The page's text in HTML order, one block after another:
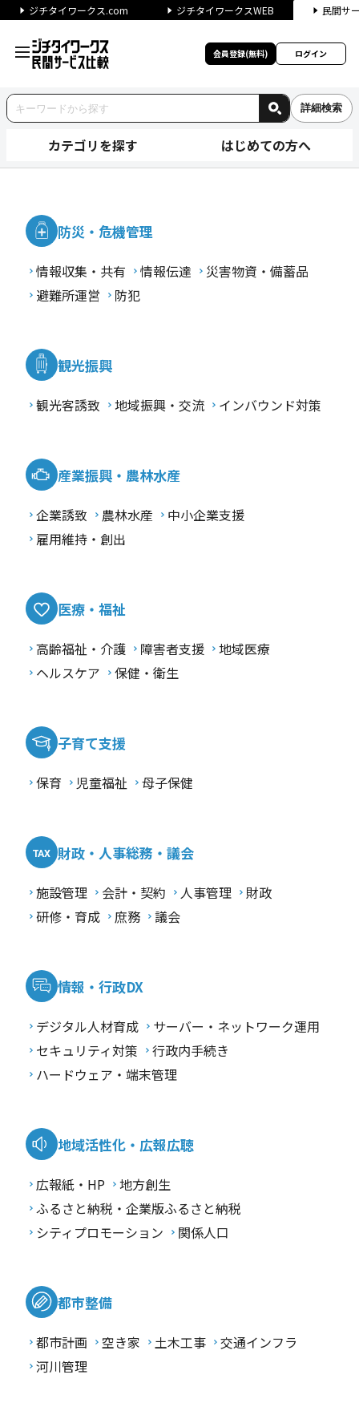
ジチタイワークス.com ジチタイワークスWEB 民間サ
会員登録(無料) ログイン
詳細検索
カテゴリを探す はじめての方へ
防災・危機管理
情報収集・共有 情報伝達
災害物資・備蓄品
避難所運営
防犯
観光振興
観光客誘致 地域振興・交流 インバウンド対策
産業振興・農林水産
企業誘致 農林水産
中小企業支援
雇用維持・創出
医療・福祉
高齢福祉・介護 障害者支援
地域医療
ヘルスケア
保健・衛生
子育て支援
保育 児童福祉 母子保健
財政・人事総務・議会
施設管理 会計・契約 人事管理
財政
研修・育成
庶務 議会
情報・行政DX
デジタル人材育成
サーバー・ネットワーク運用
セキュリティ対策
行政内手続き
ハードウェア・端末管理
地域活性化・広報広聴
広報紙・HP
地方創生
ふるさと納税・企業版ふるさと納税
シティプロモーション
関係人口
都市整備
都市計画 空き家 土木工事
交通インフラ
河川管理